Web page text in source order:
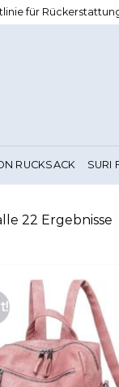
für
RUCKSACK SURI
22 Ergebnisse